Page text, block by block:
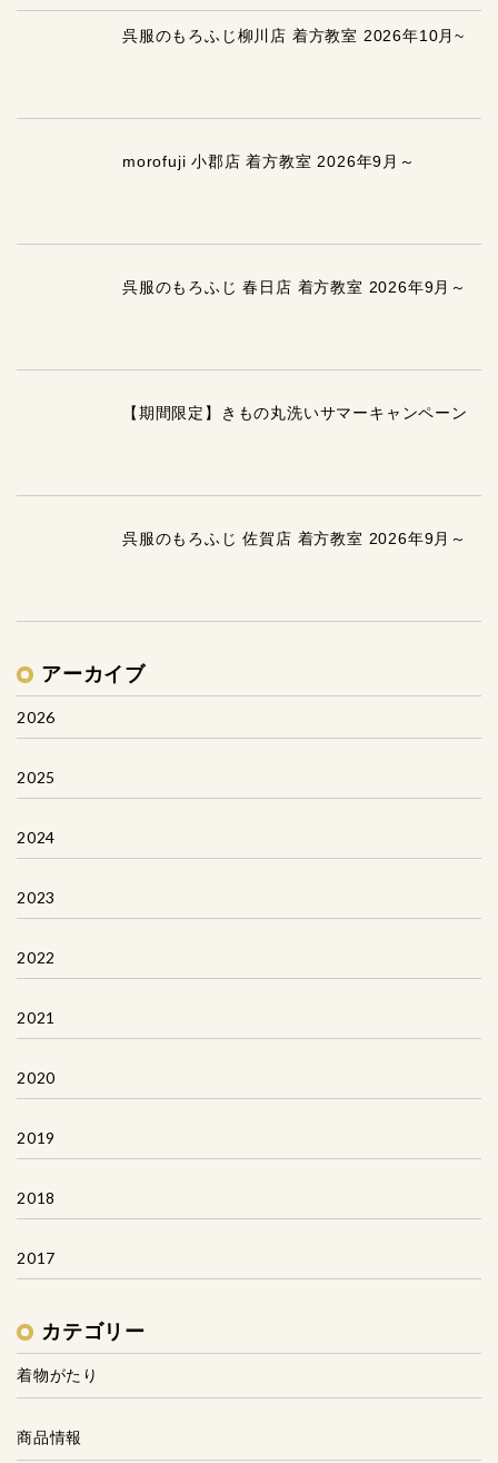
呉服のもろふじ柳川店 着方教室 2026年10月~
morofuji 小郡店 着方教室 2026年9月～
呉服のもろふじ 春日店 着方教室 2026年9月～
【期間限定】きもの丸洗いサマーキャンペーン
呉服のもろふじ 佐賀店 着方教室 2026年9月～
アーカイブ
2026
2025
2024
2023
2022
2021
2020
2019
2018
2017
カテゴリー
着物がたり
商品情報